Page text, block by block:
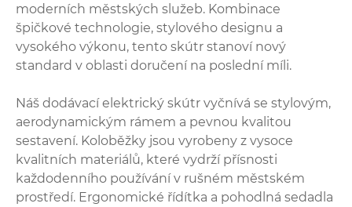
moderních městských služeb. Kombinace
špičkové technologie, stylového designu a
vysokého výkonu, tento skútr stanoví nový
standard v oblasti doručení na poslední míli.
Náš dodávací elektrický skútr vyčnívá se stylovým,
aerodynamickým rámem a pevnou kvalitou
sestavení. Koloběžky jsou vyrobeny z vysoce
kvalitních materiálů, které vydrží přísnosti
každodenního používání v rušném městském
prostředí. Ergonomické řídítka a pohodlná sedadla